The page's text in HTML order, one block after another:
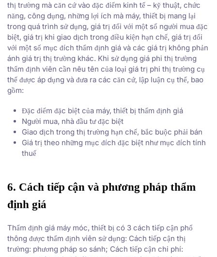
thị trường mà căn cứ vào đặc điểm kinh tế – kỹ thuật, chức
năng, công dụng, những lợi ích mà máy, thiết bị mang lại
trong quá trình sử dụng, giá trị đối với một số người mua đặc
biệt, giá trị khi giao dịch trong điều kiện hạn chế, giá trị đối
với một số mục đích thẩm định giá và các giá trị không phản
ánh giá trị thị trường khác. Khi sử dụng giá phi thị trường
thẩm định viên cần nêu tên của loại giá trị phi thị trường cụ
thể được áp dụng và đưa ra các căn cứ, lập luận cụ thể, bao
gồm:
Đặc điểm đặc biệt của máy, thiết bị thẩm định giá
Người mua, nhà đầu tư đặc biệt
Giao dịch trong thị trường hạn chế, bắc buộc phải bán
Giá trị theo những mục đích đặc biệt như mục đích tính
thuế
6. Cách tiếp cận và phương pháp thẩm
định giá
Thẩm định giá máy móc, thiết bị có 3 cách tiếp cận phổ
thông được thẩm định viên sử dụng: Cách tiếp cận thị
trường: phương pháp so sánh; Cách tiếp cận chi phí: